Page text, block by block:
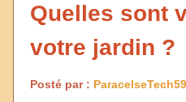
Quelles sont
votre jardin ?
Posté par : ParacelseTech59